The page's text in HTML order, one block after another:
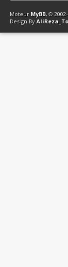
Contact Club
Moteur MyBB, ©
Design By